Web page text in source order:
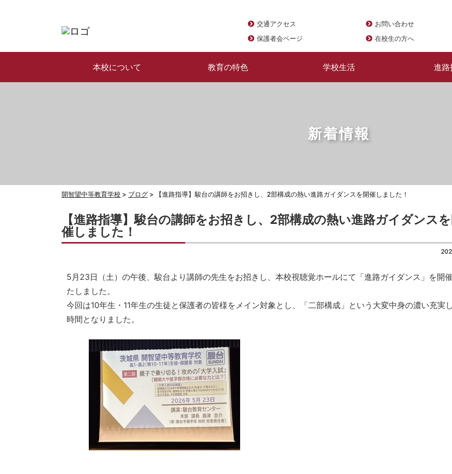
交通アクセス
お問い合わせ
保護者会ページ
在校生の方へ
本校について 教育の特色 学校生活 進路
新着情報
開智望中等教育学校 > ブログ > 【進路指導】駿台の講師をお招きし、2部構成の熱い進路ガイダンスを開催しました！
【進路指導】駿台の講師をお招きし、2部構成の熱い進路ガイダンス
催しました！
5月23日（土）の午後、駿台より講師の先生をお招きし、本校視聴覚ホールにて「進路ガイダンス」を開
たしました。
今回は10年生・11年生の生徒と保護者の皆様をメイン対象とし、「二部構成」という大変中身の濃い充実
時間となりました。